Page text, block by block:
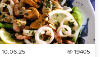
10.06.25 19405